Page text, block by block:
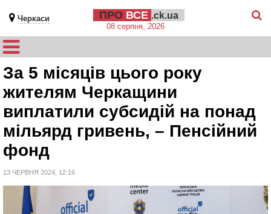
Черкаси ПРО ВСЕ .ck.ua
08 серпня, 2026
За 5 місяців цього року
жителям Черкащини
виплатили субсидій на понад
мільярд гривень, – Пенсійний
фонд
13 ЧЕРВНЯ 2024, 12:16